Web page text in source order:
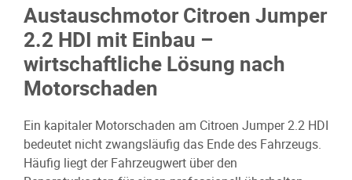
Austauschmotor Citroen Jumper
2.2 HDI mit Einbau –
wirtschaftliche Lösung nach
Motorschaden
Ein kapitaler Motorschaden am Citroen Jumper 2.2 HDI
bedeutet nicht zwangsläufig das Ende des Fahrzeugs.
Häufig liegt der Fahrzeugwert über den